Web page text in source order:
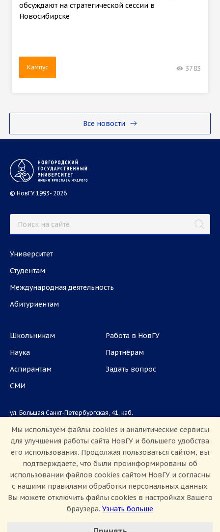
Все новости
обсуждают на стратегической сессии в
Новосибирске
Кампус 3783
© НовГУ 1993- 2026
Университет
Студентам
Международная деятельность
Абитуриентам
Школьникам
Наука
Аспирантам
СМИ
Работа в НовГУ
Партнёрам
Задать вопрос
ул. Большая Санкт-Петербургская, 41, каб.
Приемная комиссия: +7(8162)33-20-44
Мы используем файлы cookies и аналитические сервисы
для улучшения работы сайта НовГУ и большего удобства
его использования. Продолжая пользоваться сайтом, вы
подтверждаете, что были проинформированы об
использовании файлов cookies сайтом НовГУ и согласны
с нашими правилами обработки персональных данных.
Вы можете отключить файлы cookies в настройках Вашего
браузера. Узнать больше